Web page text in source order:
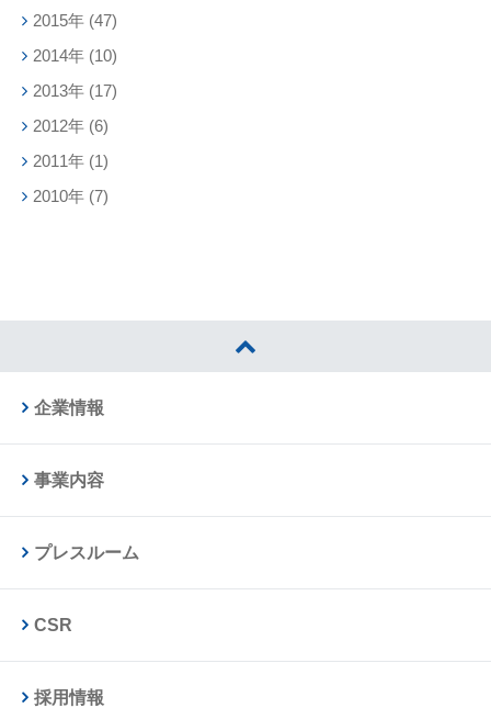
2015年 (47)
2014年 (10)
2013年 (17)
2012年 (6)
2011年 (1)
2010年 (7)
企業情報
事業内容
プレスルーム
CSR
採用情報